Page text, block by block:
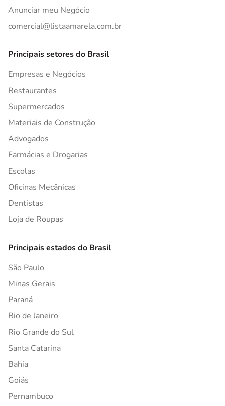
Anunciar meu Negócio
comercial@listaamarela.com.br
Principais setores do Brasil
Empresas e Negócios
Restaurantes
Supermercados
Materiais de Construção
Advogados
Farmácias e Drogarias
Escolas
Oficinas Mecânicas
Dentistas
Loja de Roupas
Principais estados do Brasil
São Paulo
Minas Gerais
Paraná
Rio de Janeiro
Rio Grande do Sul
Santa Catarina
Bahia
Goiás
Pernambuco